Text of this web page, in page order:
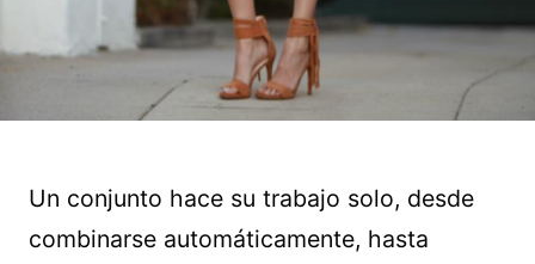
Un conjunto hace su trabajo solo, desde
combinarse automáticamente, hasta